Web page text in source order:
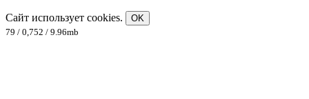
Сайт использует cookies.
OK
79 / 0,752 / 9.96mb